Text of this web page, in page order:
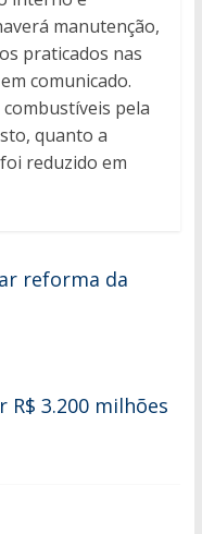
manutenção,
praticados nas
comunicado.
pela
quanto a
reduzido em
reforma da
3.200 milhões